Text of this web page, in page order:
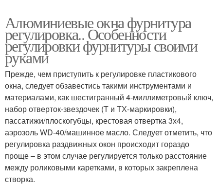
Алюминиевые окна фурнитура
регулировка.. Особенности
регулировки фурнитуры своими
руками
Прежде, чем приступить к регулировке пластикового
окна, следует обзавестись такими инструментами и
материалами, как шестигранный 4-миллиметровый ключ,
набор отверток-звездочек (Т и ТХ-маркировки),
пассатижи/плоскогубцы, крестовая отвертка 3х4,
аэрозоль WD-40/машинное масло. Следует отметить, что
регулировка раздвижных окон происходит гораздо
проще – в этом случае регулируется только расстояние
между роликовыми каретками, в которых закреплена
створка.